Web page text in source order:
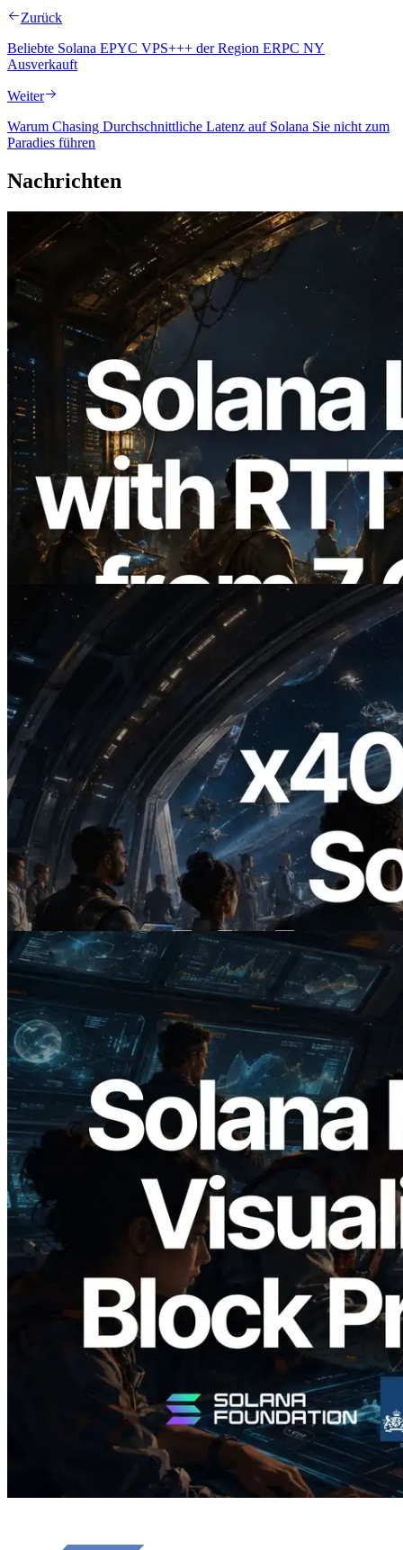
Zurück
Beliebte Solana EPYC VPS+++ der Region ERPC NY
Ausverkauft
Weiter
Warum Chasing Durchschnittliche Latenz auf Solana Sie nicht zum
Paradies führen
Nachrichten
2026.08.05
ERPC erweitert Solana Leader Slot API
um Ping-Messung aus 7 globalen
Regionen — Validators Information API
ebenfalls gestartet
Lesen Sie diesen Artikel
2026.07.04
ERPC startet x402-fähige Solana RPC —
Der Beginn einer Ära, in der KI-Agenten
APIs bei Bedarf bezahlen
Lesen Sie diesen Artikel
2026.05.24
Validators Solutions veröffentlicht Solana
Block Analyzer – Visualisierung der
Blockproduktionszeit pro Slot und der
zugewiesenen Validatoren
Lesen Sie diesen Artikel